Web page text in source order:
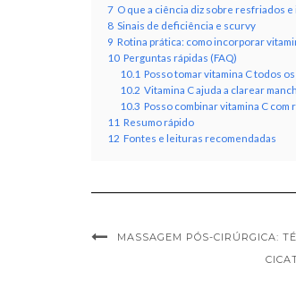
7 O que a ciência diz sobre resfriados
8 Sinais de deficiência e scurvy
9 Rotina prática: como incorporar
10 Perguntas rápidas (FAQ)
10.1 Posso tomar vitamina C todos
10.2 Vitamina C ajuda a clarear
10.3 Posso combinar vitamina C
11 Resumo rápido
12 Fontes e leituras recomendadas
MASSAGEM PÓS-CIRÚRGICA: